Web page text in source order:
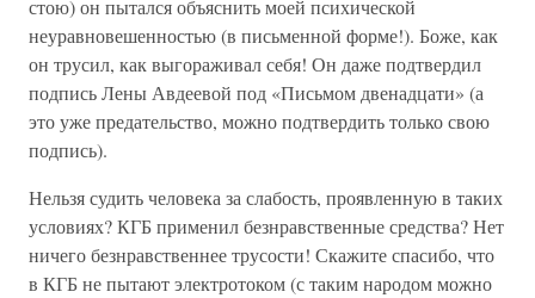
стою) он пытался объяснить моей психической
неуравновешенностью (в письменной форме!). Боже, как
он трусил, как выгораживал себя! Он даже подтвердил
подпись Лены Авдеевой под «Письмом двенадцати» (а
это уже предательство, можно подтвердить только свою
подпись).
Нельзя судить человека за слабость, проявленную в таких
условиях? КГБ применил безнравственные средства? Нет
ничего безнравственнее трусости! Скажите спасибо, что
в КГБ не пытают электротоком (с таким народом можно